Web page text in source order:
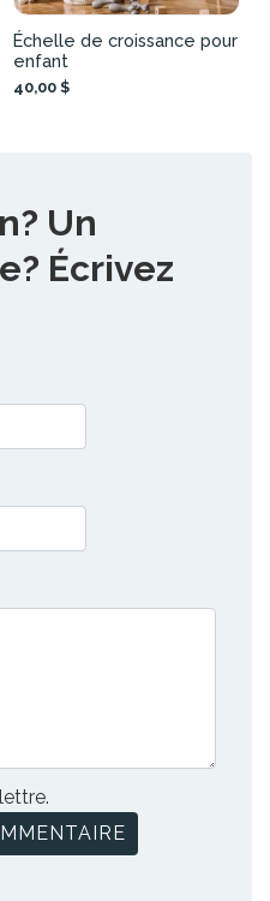
Échelle de croissance pour
enfant
40,00 $
Un
Écrivez